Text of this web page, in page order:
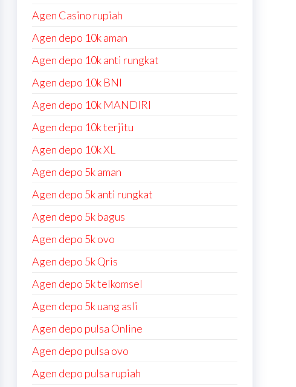
Agen Casino rupiah
Agen depo 10k aman
Agen depo 10k anti rungkat
Agen depo 10k BNI
Agen depo 10k MANDIRI
Agen depo 10k terjitu
Agen depo 10k XL
Agen depo 5k aman
Agen depo 5k anti rungkat
Agen depo 5k bagus
Agen depo 5k ovo
Agen depo 5k Qris
Agen depo 5k telkomsel
Agen depo 5k uang asli
Agen depo pulsa Online
Agen depo pulsa ovo
Agen depo pulsa rupiah